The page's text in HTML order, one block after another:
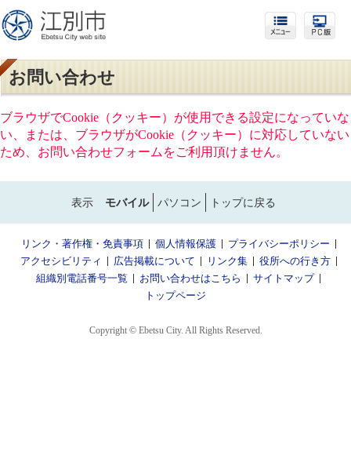
お問い合わせ
ブラウザでCookie（クッキー）が使用できる設定になっていな
い、または、ブラウザがCookie（クッキー）に対応していない
ため、お問い合わせフォームをご利用頂けません。
表示 モバイル パソコン トップに戻る
リンク・著作権・免責事項 個人情報保護
プライバシーポリシー
アクセシビリティ
広告掲載について リンク集
役所への行き方
組織別電話番号一覧
お問い合わせはこちら
サイトマップ
トップページ
Copyright © Ebetsu City. All Rights Reserved.